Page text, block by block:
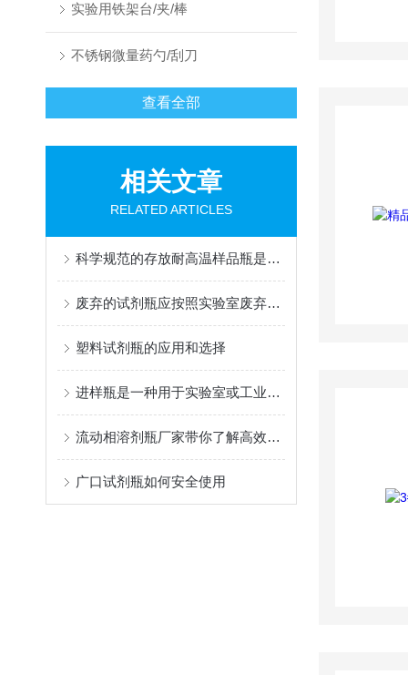
实验用铁架台/夹/棒
不锈钢微量药勺/刮刀
查看全部
相关文章
RELATED ARTICLES
科学规范的存放耐高温样品瓶是保障其性能与寿命的关键
废弃的试剂瓶应按照实验室废弃物处理规定进行处理
塑料试剂瓶的应用和选择
进样瓶是一种用于实验室或工业生产中样品处理的玻璃器皿
流动相溶剂瓶厂家带你了解高效液相色谱仪流动相的选择原则
广口试剂瓶如何安全使用